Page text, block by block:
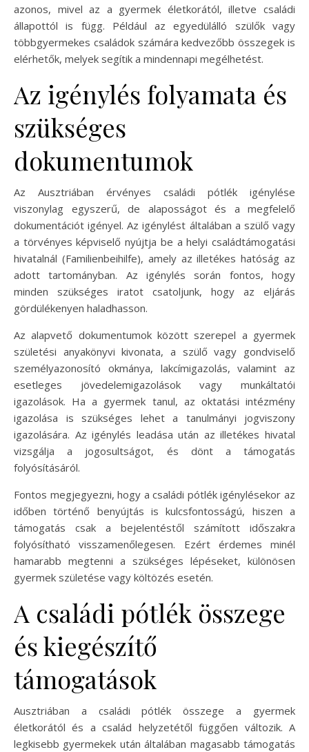
azonos, mivel az a gyermek életkorától, illetve családi
állapottól is függ. Például az egyedülálló szülők vagy
többgyermekes családok számára kedvezőbb összegek is
elérhetők, melyek segítik a mindennapi megélhetést.
Az igénylés folyamata és
szükséges
dokumentumok
Az Ausztriában érvényes családi pótlék igénylése
viszonylag egyszerű, de alaposságot és a megfelelő
dokumentációt igényel. Az igénylést általában a szülő vagy
a törvényes képviselő nyújtja be a helyi családtámogatási
hivatalnál (Familienbeihilfe), amely az illetékes hatóság az
adott tartományban. Az igénylés során fontos, hogy
minden szükséges iratot csatoljunk, hogy az eljárás
gördülékenyen haladhasson.
Az alapvető dokumentumok között szerepel a gyermek
születési anyakönyvi kivonata, a szülő vagy gondviselő
személyazonosító okmánya, lakcímigazolás, valamint az
esetleges jövedelemigazolások vagy munkáltatói
igazolások. Ha a gyermek tanul, az oktatási intézmény
igazolása is szükséges lehet a tanulmányi jogviszony
igazolására. Az igénylés leadása után az illetékes hivatal
vizsgálja a jogosultságot, és dönt a támogatás
folyósításáról.
Fontos megjegyezni, hogy a családi pótlék igénylésekor az
időben történő benyújtás is kulcsfontosságú, hiszen a
támogatás csak a bejelentéstől számított időszakra
folyósítható visszamenőlegesen. Ezért érdemes minél
hamarabb megtenni a szükséges lépéseket, különösen
gyermek születése vagy költözés esetén.
A családi pótlék összege
és kiegészítő
támogatások
Ausztriában a családi pótlék összege a gyermek
életkorától és a család helyzetétől függően változik. A
legkisebb gyermekek után általában magasabb támogatás